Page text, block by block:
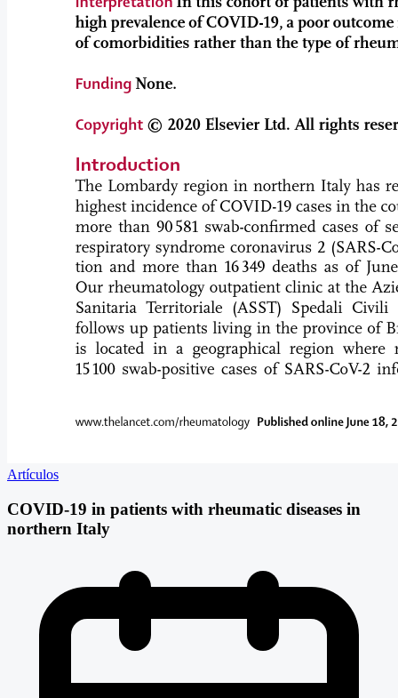
Artículos
COVID-19 in patients with rheumatic diseases in
northern Italy